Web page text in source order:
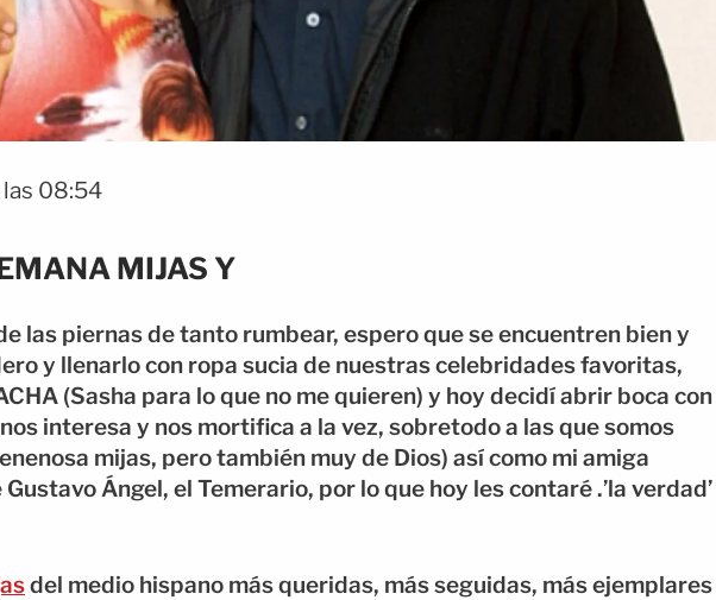
las 08:54
MIJAS Y
las piernas de tanto rumbear, espero que se encuentren bien y
y llenarlo con ropa sucia de nuestras celebridades favoritas,
(Sasha para lo que no me quieren) y hoy decidí abrir boca con
interesa y nos mortifica a la vez, sobretodo a las que somos
mijas, pero también muy de Dios) así como mi amiga
Ángel, el Temerario, por lo que hoy les contaré .’la verdad’
del medio hispano más queridas, más seguidas, más ejemplares